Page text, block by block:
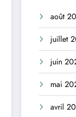
août
juillet
juin
mai
avril